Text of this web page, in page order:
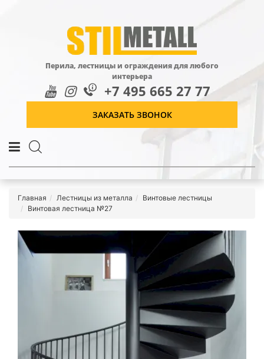
Перила, лестницы и ограждения для любого
интерьера
+7 495 665 27 77
ЗАКАЗАТЬ ЗВОНОК
Главная Лестницы из металла
Винтовые лестницы
Винтовая лестница №27